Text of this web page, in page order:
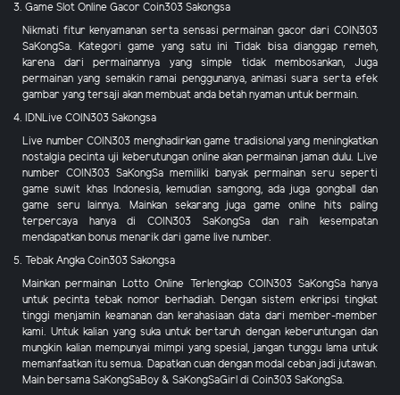
3. Game Slot Online Gacor Coin303 Sakongsa
Nikmati fitur kenyamanan serta sensasi permainan gacor dari COIN303
SaKongSa. Kategori game yang satu ini Tidak bisa dianggap remeh,
karena dari permainannya yang simple tidak membosankan, Juga
permainan yang semakin ramai penggunanya, animasi suara serta efek
gambar yang tersaji akan membuat anda betah nyaman untuk bermain.
4. IDNLive COIN303 Sakongsa
Live number COIN303 menghadirkan game tradisional yang meningkatkan
nostalgia pecinta uji keberutungan online akan permainan jaman dulu. Live
number COIN303 SaKongSa memiliki banyak permainan seru seperti
game suwit khas Indonesia, kemudian samgong, ada juga gongball dan
game seru lainnya. Mainkan sekarang juga game online hits paling
terpercaya hanya di COIN303 SaKongSa dan raih kesempatan
mendapatkan bonus menarik dari game live number.
5. Tebak Angka Coin303 Sakongsa
Mainkan permainan Lotto Online Terlengkap COIN303 SaKongSa hanya
untuk pecinta tebak nomor berhadiah. Dengan sistem enkripsi tingkat
tinggi menjamin keamanan dan kerahasiaan data dari member-member
kami. Untuk kalian yang suka untuk bertaruh dengan keberuntungan dan
mungkin kalian mempunyai mimpi yang spesial, jangan tunggu lama untuk
memanfaatkan itu semua. Dapatkan cuan dengan modal ceban jadi jutawan.
Main bersama SaKongSaBoy & SaKongSaGirl di Coin303 SaKongSa.